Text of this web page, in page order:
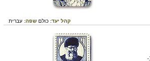
קהל יעד: כולם שפה: עברית